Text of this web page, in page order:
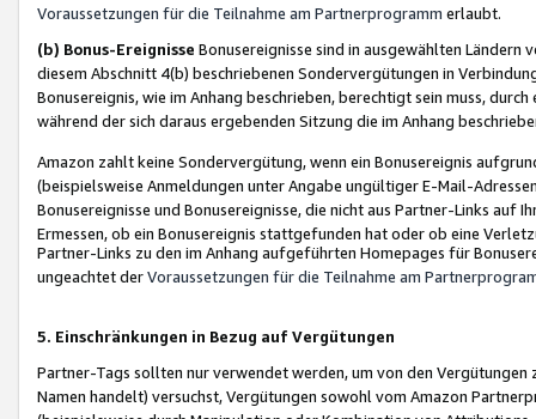
Voraussetzungen für die Teilnahme am Partnerprogramm erlaubt.
(b) Bonus-Ereignisse Bonusereignisse sind in ausgewählten Ländern
diesem Abschnitt 4(b) beschriebenen Sondervergütungen in
Bonusereignis, wie im Anhang beschrieben, berechtigt sein muss,
während der sich daraus ergebenden Sitzung die im Anhang
Amazon zahlt keine Sondervergütung, wenn ein Bonusereignis
(beispielsweise Anmeldungen unter Angabe ungültiger E-Mail-
Bonusereignisse und Bonusereignisse, die nicht aus Partner-Links auf
Ermessen, ob ein Bonusereignis stattgefunden hat oder ob eine
Partner-Links zu den im Anhang aufgeführten Homepages für
ungeachtet derVoraussetzungen für die Teilnahme am
5. Einschränkungen in Bezug auf Vergütungen
Partner-Tags sollten nur verwendet werden, um von den
Namen handelt) versuchst, Vergütungen sowohl vom Amazon